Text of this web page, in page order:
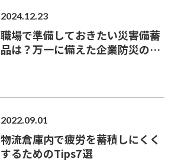
2024.12.23
職場で準備しておきたい災害備蓄
品は？万一に備えた企業防災のポ
2022.09.01
物流倉庫内で疲労を蓄積しにくく
するためのTips7選